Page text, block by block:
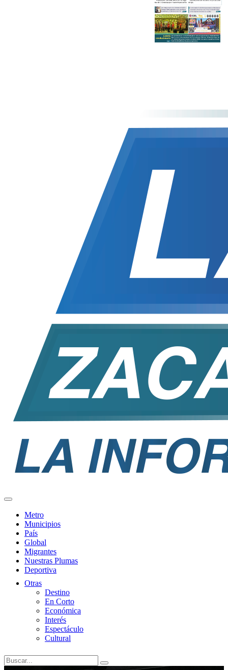
Metro
Municipios
País
Global
Migrantes
Nuestras Plumas
Deportiva
Otras
Destino
En Corto
Económica
Interés
Espectáculo
Cultural